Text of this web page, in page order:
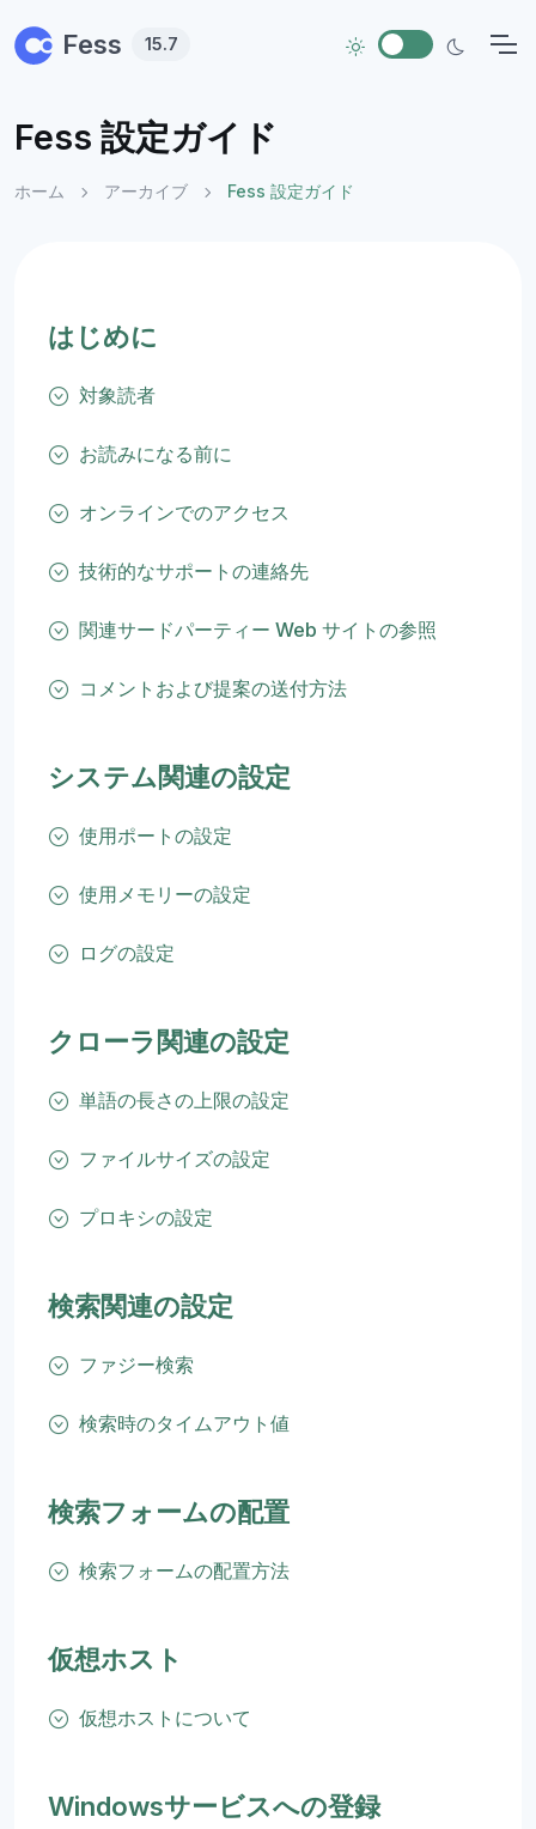
Fess 15.7
Fess 設定ガイド
ホーム アーカイブ Fess 設定ガイド
はじめに
対象読者
お読みになる前に
オンラインでのアクセス
技術的なサポートの連絡先
関連サードパーティー Web サイトの参照
コメントおよび提案の送付方法
システム関連の設定
使用ポートの設定
使用メモリーの設定
ログの設定
クローラ関連の設定
単語の長さの上限の設定
ファイルサイズの設定
プロキシの設定
検索関連の設定
ファジー検索
検索時のタイムアウト値
検索フォームの配置
検索フォームの配置方法
仮想ホスト
仮想ホストについて
Windowsサービスへの登録